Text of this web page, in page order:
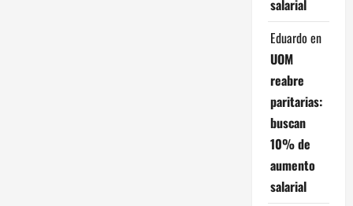
salarial
Eduardo en
UOM
reabre
paritarias:
buscan
10% de
aumento
salarial